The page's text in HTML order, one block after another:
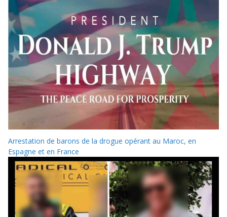
Arrestation de barons de la drogue opérant au Maroc, en
Espagne et en France